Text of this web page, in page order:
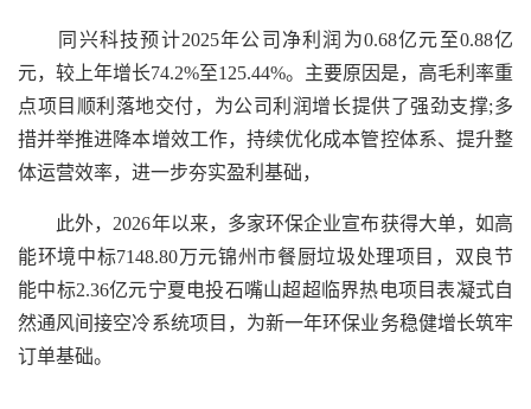
同兴科技预计2025年公司净利润为0.68亿元至0.88亿
元，较上年增长74.2%至125.44%。主要原因是，高毛利率重
点项目顺利落地交付，为公司利润增长提供了强劲支撑;多
措并举推进降本增效工作，持续优化成本管控体系、提升整
体运营效率，进一步夯实盈利基础，
此外，2026年以来，多家环保企业宣布获得大单，如高
能环境中标7148.80万元锦州市餐厨垃圾处理项目，双良节
能中标2.36亿元宁夏电投石嘴山超超临界热电项目表凝式自
然通风间接空冷系统项目，为新一年环保业务稳健增长筑牢
订单基础。